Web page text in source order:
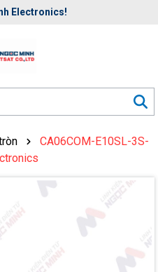
Electronics!
mãi đang chờ đợi bạn
CA06COM-E10SL-3S-